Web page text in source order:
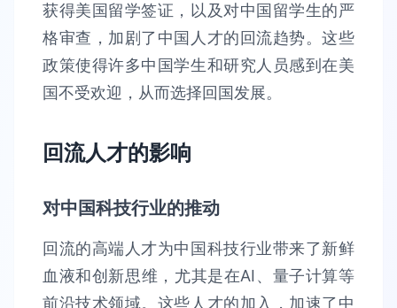
获得美国留学签证，以及对中国留学生的严
格审查，加剧了中国人才的回流趋势。这些
政策使得许多中国学生和研究人员感到在美
国不受欢迎，从而选择回国发展。
回流人才的影响
对中国科技行业的推动
回流的高端人才为中国科技行业带来了新鲜
血液和创新思维，尤其是在AI、量子计算等
前沿技术领域。这些人才的加入，加速了中